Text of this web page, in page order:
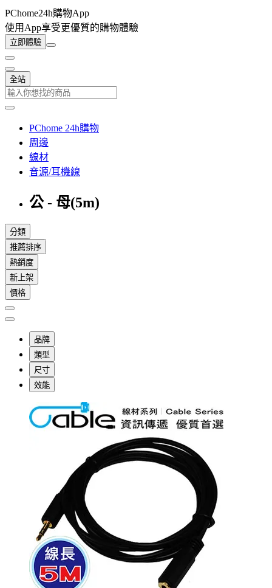
PChome24h購物App
使用App享受更優質的購物體驗
立即體驗
全站
PChome 24h購物
周邊
線材
音源/耳機線
公 - 母(5m)
分類
推薦排序
熱銷度
新上架
價格
品牌
類型
尺寸
效能